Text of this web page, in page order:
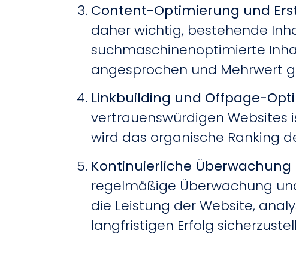
Content-Optimierung und
daher wichtig, bestehende
suchmaschinenoptimierte
angesprochen und Mehrwert
Linkbuilding und Offpage-
vertrauenswürdigen Websites
wird das organische Ranking
Kontinuierliche
regelmäßige Überwachung
die Leistung der Website,
langfristigen Erfolg